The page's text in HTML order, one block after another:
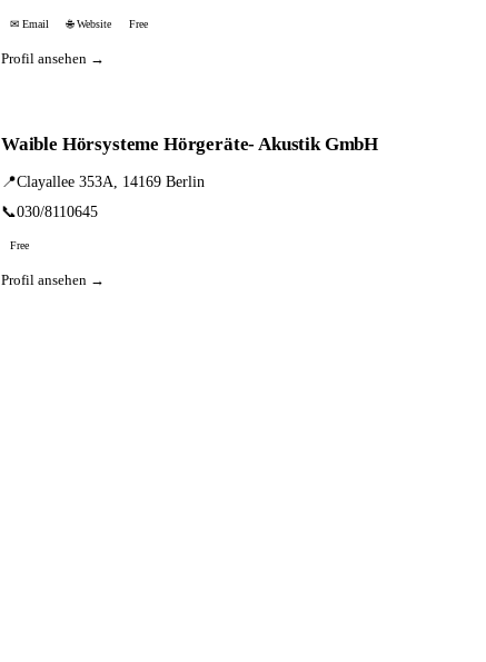
✉ Email 🌐 Website Free
Profil ansehen →
Waible Hörsysteme Hörgeräte- Akustik GmbH
📍Clayallee 353A, 14169 Berlin
📞030/8110645
Free
Profil ansehen →